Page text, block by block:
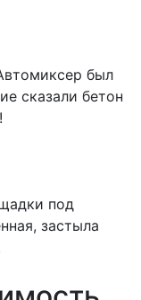
был
сказали бетон
под
застыла